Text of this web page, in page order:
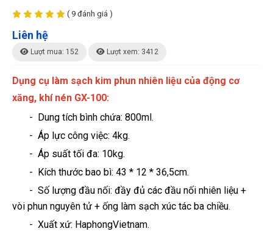
( 9 đánh giá )
Liên hệ
Lượt mua: 152 Lượt xem: 3412
Dụng cụ làm sạch kim phun nhiên liệu của động cơ
xăng, khí nén GX-100:
- Dung tích bình chứa: 800ml.
- Áp lực công việc: 4kg.
- Áp suất tối đa: 10kg.
- Kích thước bao bì: 43 * 12 * 36,5cm.
- Số lượng đầu nối: đầy đủ các đầu nối nhiên liệu +
vòi phun nguyên tử + ống làm sạch xúc tác ba chiều.
- Xuất xứ: HaphongVietnam.